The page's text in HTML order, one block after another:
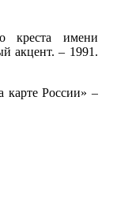
креста имени
акцент. – 1991.
карте России» –